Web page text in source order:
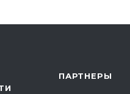
ПАРТНЕРЫ